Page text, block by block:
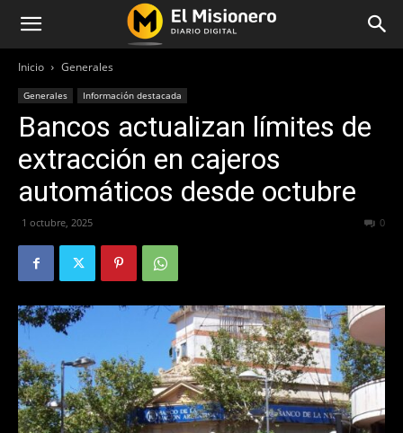
Inicio Generales
Generales Información destacada
Bancos actualizan límites de
extracción en cajeros
automáticos desde octubre
1 octubre, 2025 0